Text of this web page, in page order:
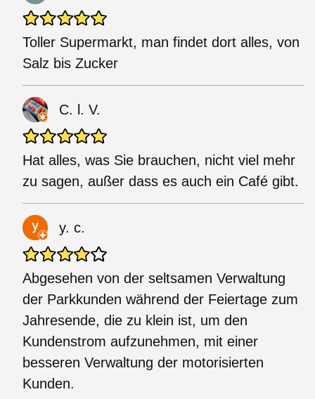
Toller Supermarkt, man findet dort alles, von
Salz bis Zucker
C. l. V.
Hat alles, was Sie brauchen, nicht viel mehr
zu sagen, außer dass es auch ein Café gibt.
y. c.
Abgesehen von der seltsamen Verwaltung
der Parkkunden während der Feiertage zum
Jahresende, die zu klein ist, um den
Kundenstrom aufzunehmen, mit einer
besseren Verwaltung der motorisierten
Kunden.